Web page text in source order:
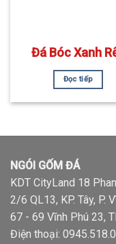
Đá Bóc Xanh
Đọc tiếp
NGÓI GỐM ĐÁ
KDT CityLand 18
2/6 QL13, KP. Tây, P.
67 - 69 Vĩnh Phú 23,
Điện thoại: